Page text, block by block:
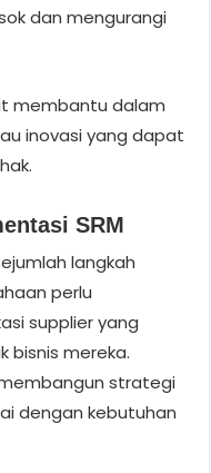
dan mengurangi
membantu dalam
inovasi yang dapat
SRM
langkah
perlu
supplier yang
bisnis mereka.
strategi
dengan kebutuhan